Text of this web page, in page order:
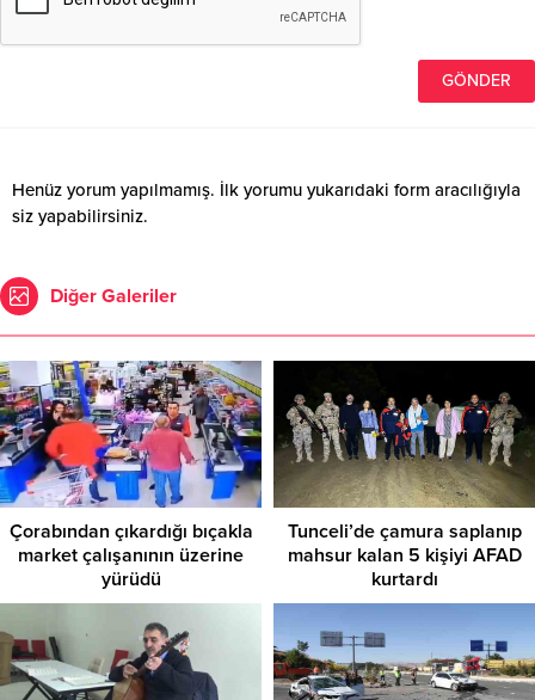
Henüz yorum yapılmamış. İlk yorumu yukarıdaki form aracılığıyla
siz yapabilirsiniz.
Diğer Galeriler
Çorabından çıkardığı bıçakla
market çalışanının üzerine
yürüdü
Tunceli’de çamura saplanıp
mahsur kalan 5 kişiyi AFAD
kurtardı